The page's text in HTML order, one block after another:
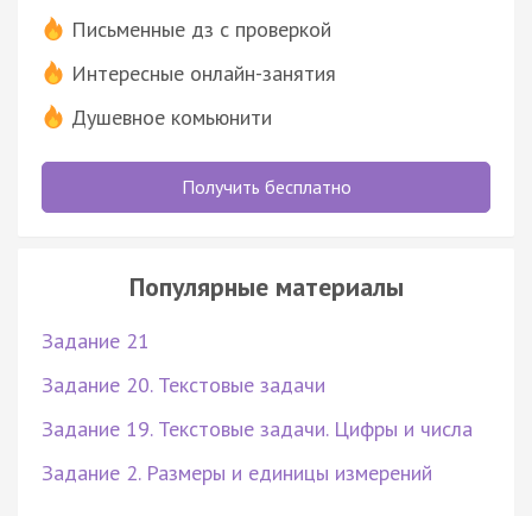
Письменные дз с проверкой
Интересные онлайн-занятия
Душевное комьюнити
Получить бесплатно
Популярные материалы
Задание 21
Задание 20. Текстовые задачи
Задание 19. Текстовые задачи. Цифры и числа
Задание 2. Размеры и единицы измерений